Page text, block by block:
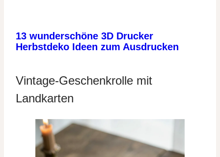
13 wunderschöne 3D Drucker
Herbstdeko Ideen zum Ausdrucken
Vintage-Geschenkrolle mit
Landkarten